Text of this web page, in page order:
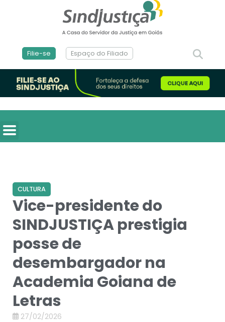
Filie-se Espaço do Filiado
CULTURA
Vice-presidente do
SINDJUSTIÇA prestigia
posse de
desembargador na
Academia Goiana de
Letras
27/02/2026